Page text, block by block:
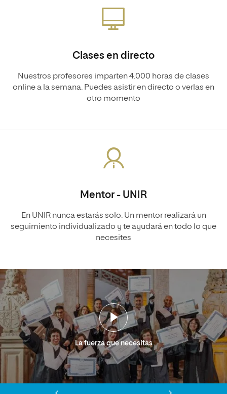
Clases en directo
Nuestros profesores imparten 4.000 horas de clases
online a la semana. Puedes asistir en directo o verlas en
otro momento
Mentor - UNIR
En UNIR nunca estarás solo. Un mentor realizará un
seguimiento individualizado y te ayudará en todo lo que
necesites
La fuerza que necesitas